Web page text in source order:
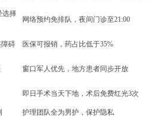
选择
网络预约免排队，夜间门诊至21:00
碍 医保可报销，药占比低于35%
窗口军人优先，地方患者同步开放
即日手术当天下地，术后免费红光3次
护理团队全为男护，保护隐私